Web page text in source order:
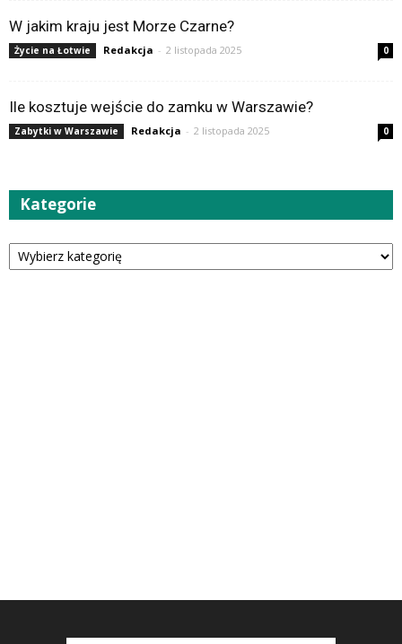
W jakim kraju jest Morze Czarne?
Życie na Łotwie Redakcja - 2 listopada 2025 0
Ile kosztuje wejście do zamku w Warszawie?
Zabytki w Warszawie Redakcja - 2 listopada 2025 0
Kategorie
Kategorie